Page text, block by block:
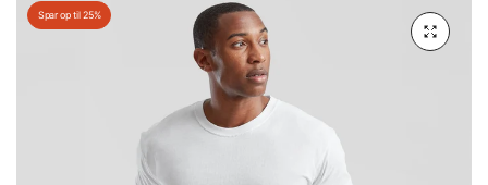
Spar op til 25%